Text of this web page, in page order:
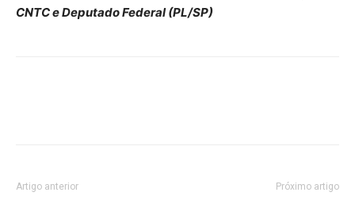
CNTC e Deputado Federal (PL/SP)
Artigo anterior Próximo artigo